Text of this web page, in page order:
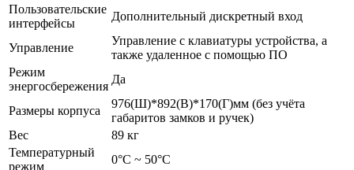
Пользовательские
интерфейсы
Дополнительный дискретный вход
Управление
Управление с клавиатуры устройства, а
также удаленное с помощью ПО
Режим
энергосбережения
Да
Размеры корпуса
976(Ш)*892(В)*170(Г)мм (без учёта
габаритов замков и ручек)
Вес
89 кг
Температурный
режим
0°С ~ 50°С